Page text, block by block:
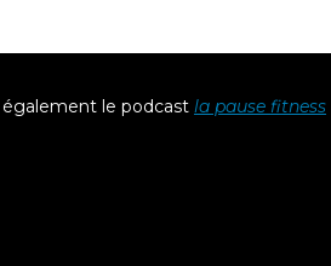
également le podcast la pause fitness